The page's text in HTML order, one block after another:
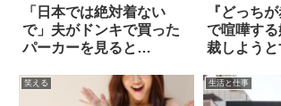
「日本では絶対着ない
で」夫がドンキで買った
パーカーを見ると…
『どっち
で喧嘩す
裁しようと
笑える 生活と仕事